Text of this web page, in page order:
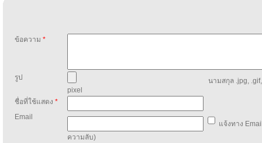
ข้อความ *
รูป
นามสกุล .jpg,
pixel
ชื่อที่ใช้แสดง *
Email
แจ้งทาง
ความลับ)